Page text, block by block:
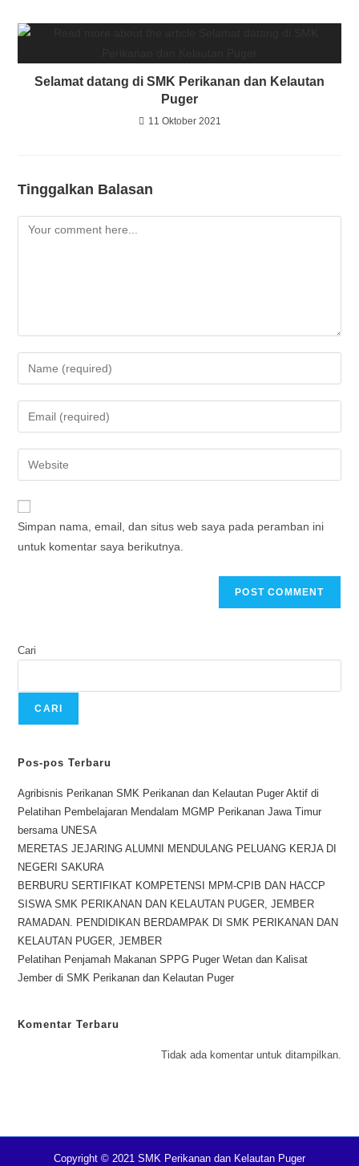
Selamat datang di SMK Perikanan dan Kelautan
Puger
11 Oktober 2021
Tinggalkan Balasan
Simpan nama, email, dan situs web saya pada peramban ini
untuk komentar saya berikutnya.
Cari
CARI
Pos-pos Terbaru
Agribisnis Perikanan SMK Perikanan dan Kelautan Puger Aktif di
Pelatihan Pembelajaran Mendalam MGMP Perikanan Jawa Timur
bersama UNESA
MERETAS JEJARING ALUMNI MENDULANG PELUANG KERJA DI
NEGERI SAKURA
BERBURU SERTIFIKAT KOMPETENSI MPM-CPIB DAN HACCP
SISWA SMK PERIKANAN DAN KELAUTAN PUGER, JEMBER
RAMADAN. PENDIDIKAN BERDAMPAK DI SMK PERIKANAN DAN
KELAUTAN PUGER, JEMBER
Pelatihan Penjamah Makanan SPPG Puger Wetan dan Kalisat
Jember di SMK Perikanan dan Kelautan Puger
Komentar Terbaru
Tidak ada komentar untuk ditampilkan.
Copyright © 2021 SMK Perikanan dan Kelautan Puger